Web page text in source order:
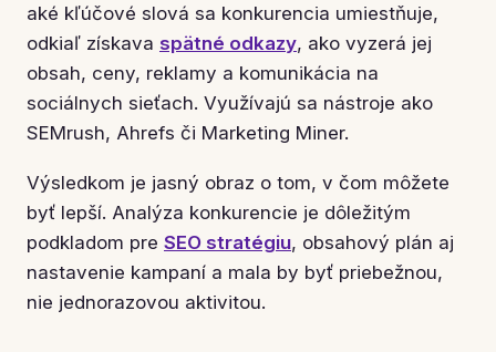
aké kľúčové slová sa konkurencia umiestňuje,
odkiaľ získava spätné odkazy, ako vyzerá jej
obsah, ceny, reklamy a komunikácia na
sociálnych sieťach. Využívajú sa nástroje ako
SEMrush, Ahrefs či Marketing Miner.
Výsledkom je jasný obraz o tom, v čom môžete
byť lepší. Analýza konkurencie je dôležitým
podkladom pre SEO stratégiu, obsahový plán aj
nastavenie kampaní a mala by byť priebežnou,
nie jednorazovou aktivitou.